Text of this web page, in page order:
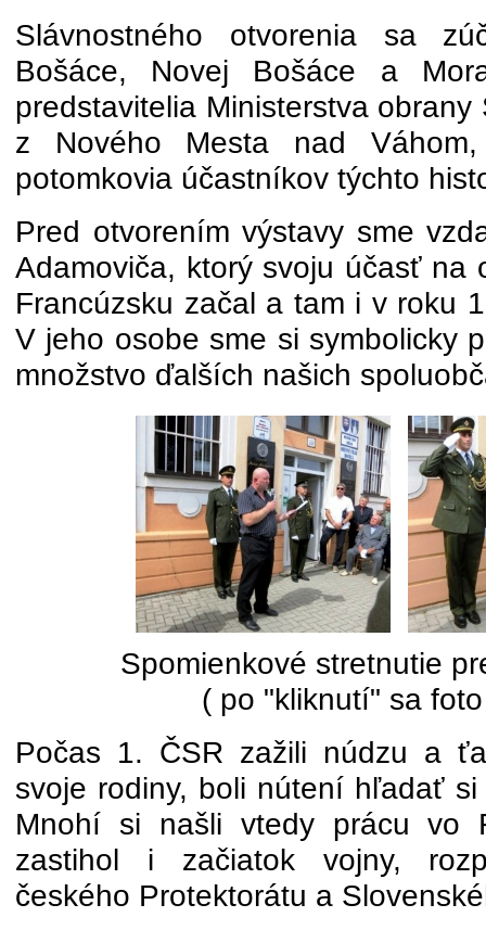
Slávnostného otvorenia sa
Bošáce, Novej Bošáce a
predstavitelia Ministerstva
z Nového Mesta nad
potomkovia účastníkov týchto
Pred otvorením výstavy sme
Adamoviča, ktorý svoju účasť na
Francúzsku začal a tam i v roku
V jeho osobe sme si symbolicky
množstvo ďalších našich
Spomienkové stretnutie
( po "kliknutí" sa
Počas 1. ČSR zažili núdzu a
svoje rodiny, boli nútení hľadať
Mnohí si našli vtedy prácu vo
zastihol i začiatok vojny,
českého Protektorátu a